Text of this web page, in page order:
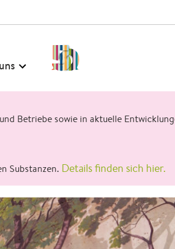
CONTACT
Betriebe sowie in aktuelle
Substanzen. Details finden sich hier.
uns